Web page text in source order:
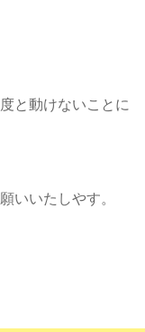
と動けないことに
いいたしやす。